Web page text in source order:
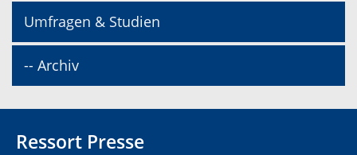
Umfragen & Studien
-- Archiv
Ressort Presse